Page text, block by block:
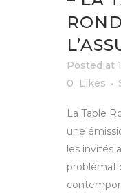
Posted at
0
Likes
La Table
une
les invités